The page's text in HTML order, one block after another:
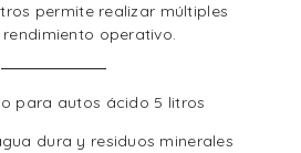
permite realizar múltiples
operativo.
para autos ácido 5 litros
dura y residuos minerales